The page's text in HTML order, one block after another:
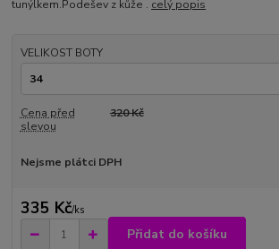
tunýlkem.Podešev z kůže . celý popis
VELIKOST BOTY
Cena před
slevou
320 Kč
Nejsme plátci DPH
335 Kč/ks
Přidat do košíku